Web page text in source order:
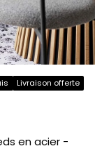
Livraison offerte
en acier -